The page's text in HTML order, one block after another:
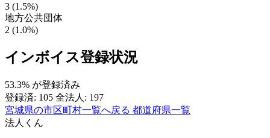
3 (1.5%)
地方公共団体
2 (1.0%)
インボイス登録状況
53.3% が登録済み
登録済: 105 全法人: 197
宮城県の市区町村一覧へ戻る 都道府県一覧
法人くん